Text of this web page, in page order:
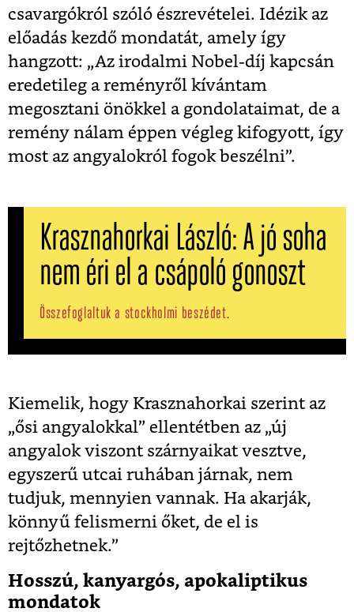
csavargókról szóló észrevételei. Idézik az
előadás kezdő mondatát, amely így
hangzott: „Az irodalmi Nobel-díj kapcsán
eredetileg a reményről kívántam
megosztani önökkel a gondolataimat, de a
remény nálam éppen végleg kifogyott, így
most az angyalokról fogok beszélni”.
Krasznahorkai László: A jó soha
nem éri el a csápoló gonoszt
Összefoglaltuk a stockholmi beszédet.
Kiemelik, hogy Krasznahorkai szerint az
„ősi angyalokkal” ellentétben az „új
angyalok viszont szárnyaikat vesztve,
egyszerű utcai ruhában járnak, nem
tudjuk, mennyien vannak. Ha akarják,
könnyű felismerni őket, de el is
rejtőzhetnek.”
Hosszú, kanyargós, apokaliptikus
mondatok